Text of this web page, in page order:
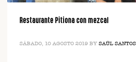
Restaurante Pitiona con mezcal
SÁBADO, 10 AGOSTO 2019 BY SAÚL SANTOS